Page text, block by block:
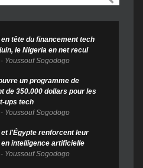
en tête du financement tech
le Nigeria en net recul
- Youssouf Sogodogo
un programme de
de 350.000 dollars pour les
ups tech
- Youssouf Sogodogo
et l'Égypte renforcent leur
intelligence artificielle
- Youssouf Sogodogo